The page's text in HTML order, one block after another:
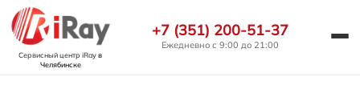
Сервисный центр iRayв
Челябинске
+7 (351) 200-51-37
Ежедневно с 9:00 до 21:00